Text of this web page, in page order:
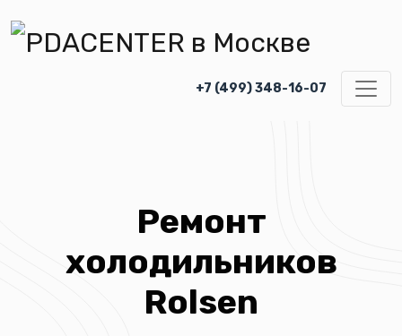
+7 (499) 348-16-07
Ремонт
холодильников
Rolsen